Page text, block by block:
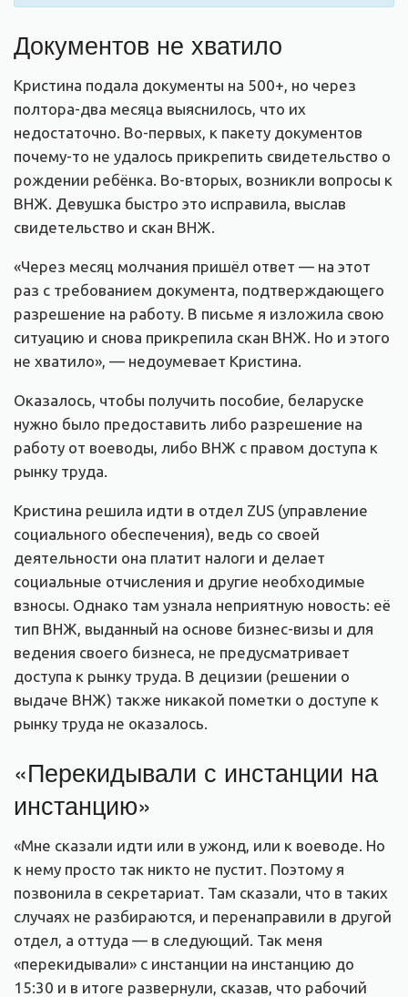
Документов не хватило
Кристина подала документы на 500+, но через
полтора-два месяца выяснилось, что их
недостаточно. Во-первых, к пакету документов
почему-то не удалось прикрепить свидетельство о
рождении ребёнка. Во-вторых, возникли вопросы к
ВНЖ. Девушка быстро это исправила, выслав
свидетельство и скан ВНЖ.
«Через месяц молчания пришёл ответ — на этот
раз с требованием документа, подтверждающего
разрешение на работу. В письме я изложила свою
ситуацию и снова прикрепила скан ВНЖ. Но и этого
не хватило», — недоумевает Кристина.
Оказалось, чтобы получить пособие, беларуске
нужно было предоставить либо разрешение на
работу от воеводы, либо ВНЖ с правом доступа к
рынку труда.
Кристина решила идти в отдел ZUS (управление
социального обеспечения), ведь со своей
деятельности она платит налоги и делает
социальные отчисления и другие необходимые
взносы. Однако там узнала неприятную новость: её
тип ВНЖ, выданный на основе бизнес-визы и для
ведения своего бизнеса, не предусматривает
доступа к рынку труда. В децизии (решении о
выдаче ВНЖ) также никакой пометки о доступе к
рынку труда не оказалось.
«Перекидывали с инстанции на
инстанцию»
«Мне сказали идти или в ужонд, или к воеводе. Но
к нему просто так никто не пустит. Поэтому я
позвонила в секретариат. Там сказали, что в таких
случаях не разбираются, и перенаправили в другой
отдел, а оттуда — в следующий. Так меня
«перекидывали» с инстанции на инстанцию до
15:30 и в итоге развернули, сказав, что рабочий